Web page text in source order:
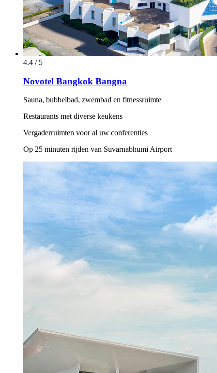
4.4 / 5
Novotel Bangkok Bangna
Sauna, bubbelbad, zwembad en fitnessruimte
Restaurants met diverse keukens
Vergaderruimten voor al uw conferenties
Op 25 minuten rijden van Suvarnabhumi Airport